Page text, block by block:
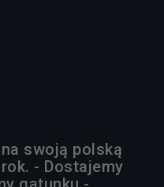
swoją polską
- Dostajemy